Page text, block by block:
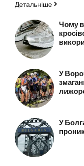
Детальніше
Чому
У
У